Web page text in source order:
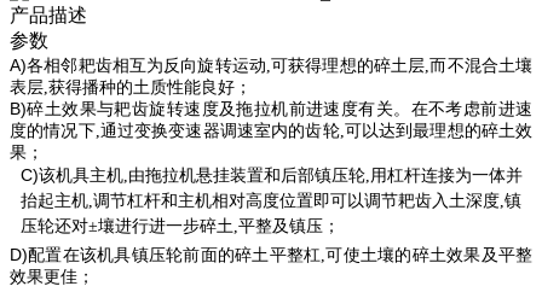
产品描述
参数
A)各相邻耙齿相互为反向旋转运动,可获得理想的碎土层,而 不混合土壤
表层,获得播种的土质性能良好；
B)碎土效果与耙齿旋转速度及拖拉机前进速度有关。在不考虑前进速
度的情况下,通过变换变速器调速室内的齿轮,可以达到最理想的碎土效
果；
C)该机具主机,由拖拉机悬挂装置和后部镇压轮,用杠杆连接为一体并
抬起主机,调节杠杆和 主机相对高度位置即可以调节耙齿入土深度,镇
压轮还对±壤进行进一步碎土,平整及镇压；
D)配置在该机具镇压轮前面的碎土平整杠,可使土壤的碎土效果及平整
效果更佳；